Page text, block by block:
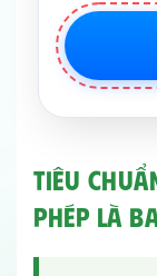
Tiêu
Phép Là